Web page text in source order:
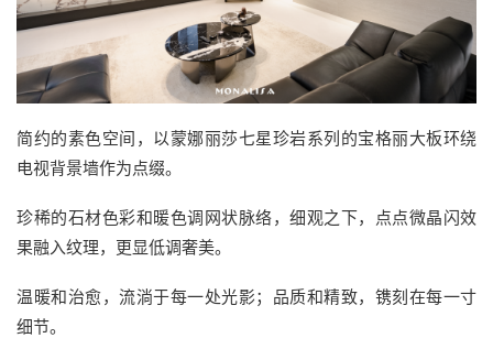
简约的素色空间，以蒙娜丽莎七星珍岩系列的宝格丽大板环绕
电视背景墙作为点缀。
珍稀的石材色彩和暖色调网状脉络，细观之下，点点微晶闪效
果融入纹理，更显低调奢美。
温暖和治愈，流淌于每一处光影；品质和精致，镌刻在每一寸
细节。